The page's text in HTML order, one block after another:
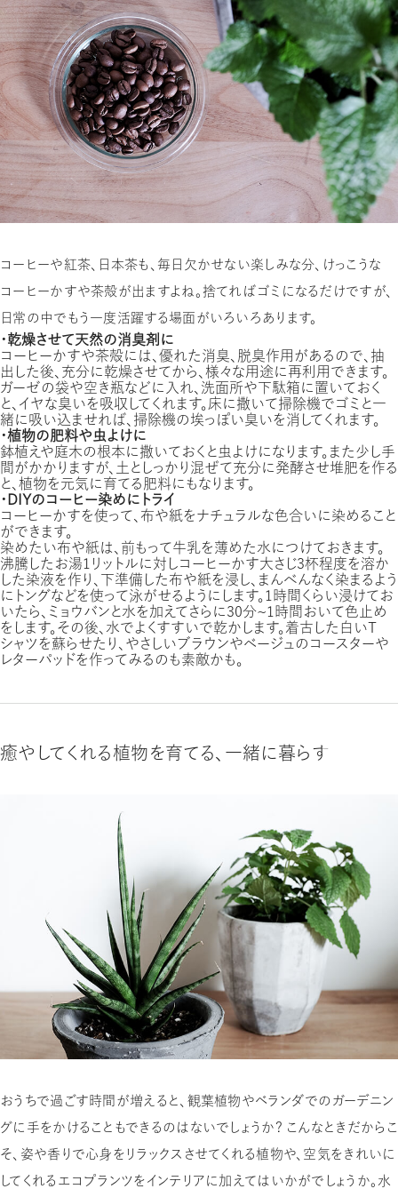
コーヒーや紅茶、日本茶も、毎日欠かせない楽しみな分、けっこうな
コーヒーかすや茶殻が出ますよね。捨てればゴミになるだけですが、
日常の中でもう一度活躍する場面がいろいろあります。
・乾燥させて天然の消臭剤に
コーヒーかすや茶殻には、優れた消臭、脱臭作用があるので、抽
出した後、充分に乾燥させてから、様々な用途に再利用できます。
ガーゼの袋や空き瓶などに入れ、洗面所や下駄箱に置いておく
と、イヤな臭いを吸収してくれます。床に撒いて掃除機でゴミと一
緒に吸い込ませれば、掃除機の埃っぽい臭いを消してくれます。
・植物の肥料や虫よけに
鉢植えや庭木の根本に撒いておくと虫よけになります。また少し手
間がかかりますが、土としっかり混ぜて充分に発酵させ堆肥を作る
と、植物を元気に育てる肥料にもなります。
・DIYのコーヒー染めにトライ
コーヒーかすを使って、布や紙をナチュラルな色合いに染めること
ができます。
染めたい布や紙は、前もって牛乳を薄めた水につけておきます。
沸騰したお湯1リットルに対しコーヒーかす大さじ３杯程度を溶か
した染液を作り、下準備した布や紙を浸し、まんべんなく染まるよう
にトングなどを使って泳がせるようにします。１時間くらい浸けてお
いたら、ミョウバンと水を加えてさらに30分〜１時間おいて色止め
をします。その後、水でよくすすいで乾かします。着古した白いT
シャツを蘇らせたり、やさしいブラウンやベージュのコースターや
レターパッドを作ってみるのも素敵かも。
癒やしてくれる植物を育てる、一緒に暮らす
おうちで過ごす時間が増えると、観葉植物やベランダでのガーデニン
グに手をかけることもできるのはないでしょうか？ こんなときだからこ
そ、姿や香りで心身をリラックスさせてくれる植物や、空気をきれいに
してくれるエコプランツをインテリアに加えてはいかがでしょうか。水